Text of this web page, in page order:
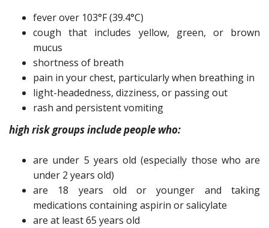
fever over 103°F (39.4°C)
cough that includes yellow, green, or brown
mucus
shortness of breath
pain in your chest, particularly when breathing in
light-headedness, dizziness, or passing out
rash and persistent vomiting
high risk groups include people who:
are under 5 years old (especially those who are
under 2 years old)
are 18 years old or younger and taking
medications containing aspirin or salicylate
are at least 65 years old